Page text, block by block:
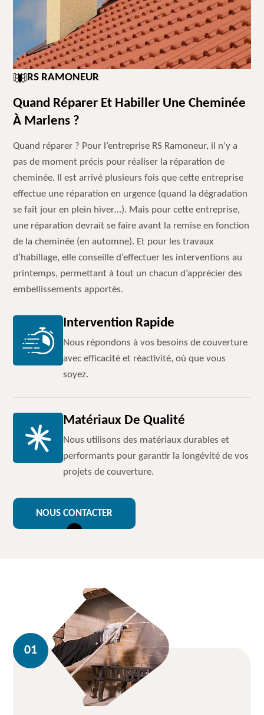
RS RAMONEUR
Quand Réparer Et Habiller Une Cheminée
À Marlens ?
Quand réparer ? Pour l’entreprise RS Ramoneur, il n’y a
pas de moment précis pour réaliser la réparation de
cheminée. Il est arrivé plusieurs fois que cette entreprise
effectue une réparation en urgence (quand la dégradation
se fait jour en plein hiver…). Mais pour cette entreprise,
une réparation devrait se faire avant la remise en fonction
de la cheminée (en automne). Et pour les travaux
d’habillage, elle conseille d’effectuer les interventions au
printemps, permettant à tout un chacun d’apprécier des
embellissements apportés.
Intervention Rapide
Nous répondons à vos besoins de couverture
avec efficacité et réactivité, où que vous
soyez.
Matériaux De Qualité
Nous utilisons des matériaux durables et
performants pour garantir la longévité de vos
projets de couverture.
NOUS CONTACTER